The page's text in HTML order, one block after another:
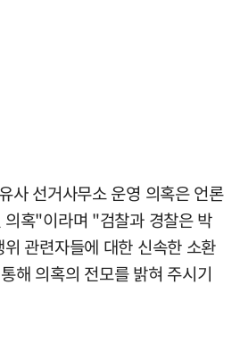
사 선거사무소 운영 의혹은 언론
의혹"이라며 "검찰과 경찰은 박
관련자들에 대한 신속한 소환
해 의혹의 전모를 밝혀 주시기